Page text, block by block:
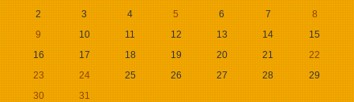
2
3 4 5 6 7
8
9
10 11 12 13 14
15
16
17 18 19 20 21
22
23
24 25 26 27 28
29
30
31